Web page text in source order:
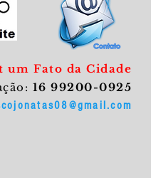
um Fato da Cidade
16 99200-0925